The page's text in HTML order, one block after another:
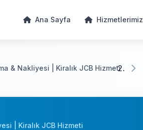
Ana Sayfa Hizmetlerimiz
& Nakliyesi | Kiralık JCB Hizmeti
| Kiralık JCB Hizmeti